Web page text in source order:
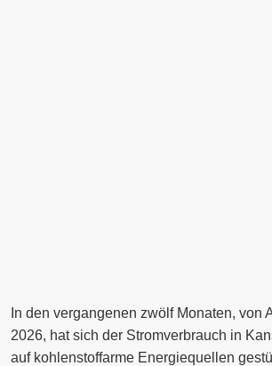
In den vergangenen zwölf Monaten, von
2026, hat sich der Stromverbrauch in
auf kohlenstoffarme Energiequellen